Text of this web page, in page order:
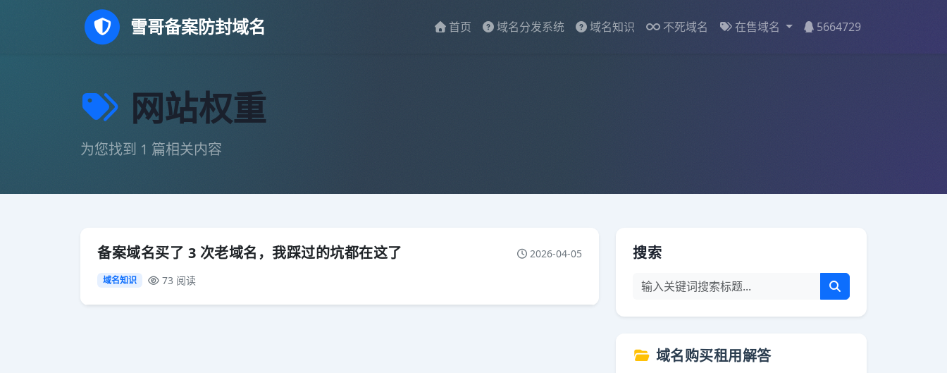
雪哥备案防封域名 首页 域名分发系统 域名知识 不死域名 在售域名 5664729
网站权重
为您找到 1 篇相关内容
备案域名买了 3 次老域名，我踩过的坑都在这了 2026-04-05
域名知识 73 阅读
搜索
域名购买租用解答